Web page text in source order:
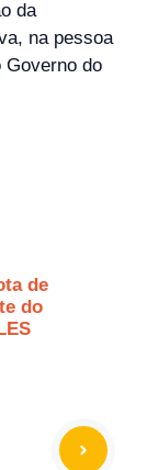
da
na pessoa
Governo do
de
do